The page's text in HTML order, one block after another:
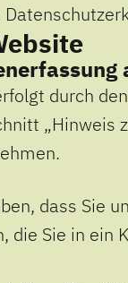
durch
„Hinweis
dass Sie
die Sie in ein